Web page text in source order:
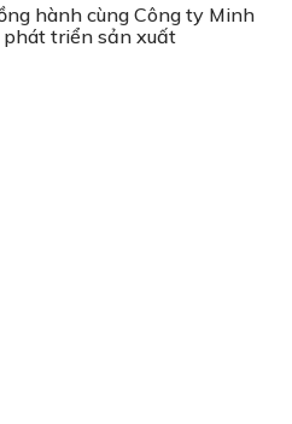
hành cùng Công ty Minh
triển sản xuất